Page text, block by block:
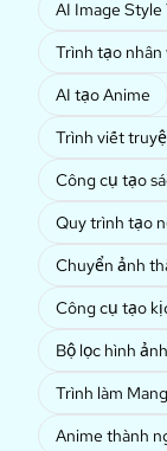
AI Image Style
Trình tạo nhân
AI tạo Anime
Trình viết
Công cụ tạo
Quy trình tạo
Chuyển ảnh
Công cụ tạo
Bộ lọc hình
Trình làm
Anime thành